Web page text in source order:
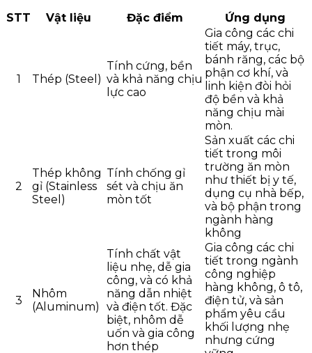
STT
Vật liệu Đặc điểm Ứng dụng
1 Thép (Steel)
Tính cứng, bền
và khả năng chịu
lực cao
Gia công các chi
tiết máy, trục,
bánh răng, các bộ
phận cơ khí, và
linh kiện đòi hỏi
độ bền và khả
năng chịu mài
mòn.
2
Thép không
gỉ (Stainless
Steel)
Tính chống gỉ
sét và chịu ăn
mòn tốt
Sản xuất các chi
tiết trong môi
trường ăn mòn
như thiết bị y tế,
dụng cụ nhà bếp,
và bộ phận trong
ngành hàng
không
3
Nhôm
(Aluminum)
Tính chất vật
liệu nhẹ, dễ gia
công, và có khả
năng dẫn nhiệt
và điện tốt. Đặc
biệt, nhôm dễ
uốn và gia công
hơn thép
Gia công các chi
tiết trong ngành
công nghiệp
hàng không, ô tô,
điện tử, và sản
phẩm yêu cầu
khối lượng nhẹ
nhưng cứng